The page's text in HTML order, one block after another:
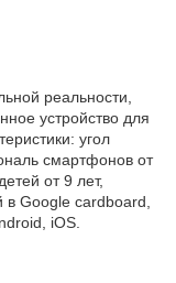
реальности,
устройство для
угол
смартфонов от
от 9 лет,
в Google cardboard,
iOS.